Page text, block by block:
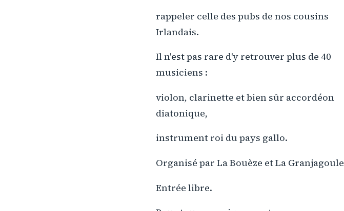
rappeler celle des pubs de nos cousins
Irlandais.
Il n'est pas rare d'y retrouver plus de 40
musiciens :
violon, clarinette et bien sûr accordéon
diatonique,
instrument roi du pays gallo.
Organisé par La Bouèze et La Granjagoule
Entrée libre.